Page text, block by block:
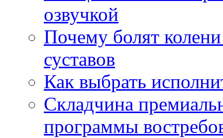
озвучкой
Почему болят
суставов
Как выбрать
Складчина
программы